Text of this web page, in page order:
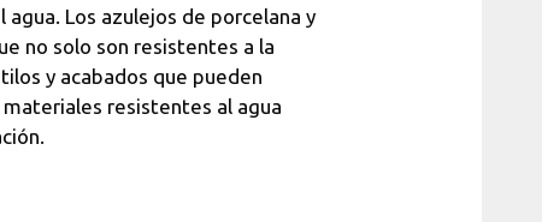
Los azulejos de porcelana y
no solo son resistentes a la
y acabados que pueden
resistentes al agua